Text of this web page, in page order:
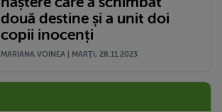
două destine și a unit doi
copii inocenți
MARIANA VOINEA | MARŢI, 28.11.2023